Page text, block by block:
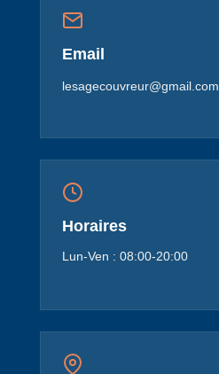
Email
lesagecouvreur@gmail.com
Horaires
Lun-Ven : 08:00-20:00